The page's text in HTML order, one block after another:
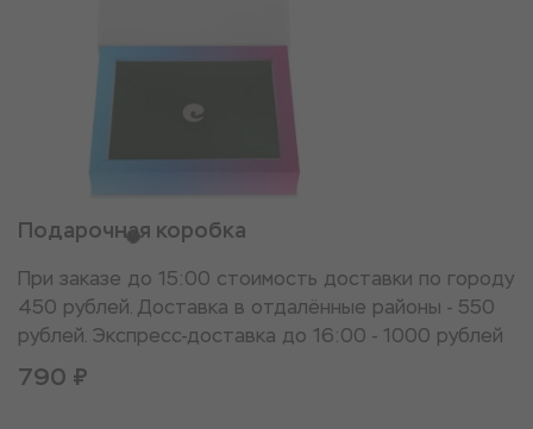
Подарочная коробка
При заказе до 15:00 стоимость доставки по городу
450 рублей. Доставка в отдалённые районы - 550
рублей. Экспресс-доставка до 16:00 - 1000 рублей
790 ₽